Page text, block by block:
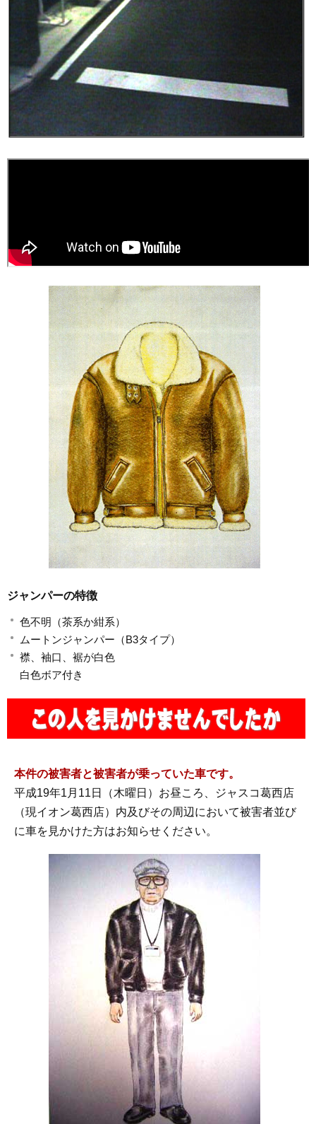
ジャンパーの特徴
色不明（茶系か紺系）
ムートンジャンパー（B3タイプ）
襟、袖口、裾が白色
白色ボア付き
本件の被害者と被害者が乗っていた車です。
平成19年1月11日（木曜日）お昼ころ、ジャスコ葛西店
（現イオン葛西店）内及びその周辺において被害者並び
に車を見かけた方はお知らせください。